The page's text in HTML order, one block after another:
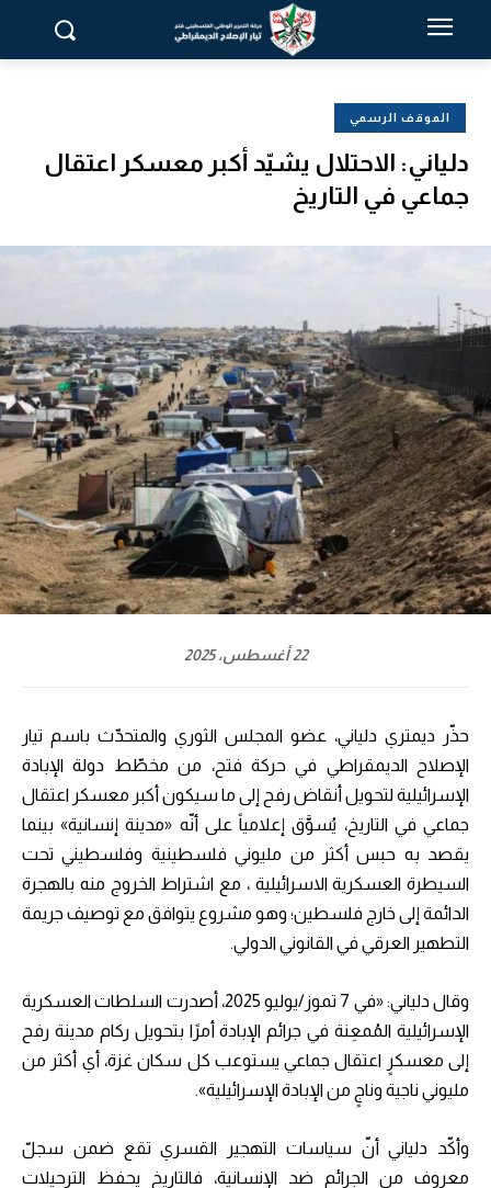
الموقف الرسمي
دلياني: الاحتلال يشيّد أكبر معسكر اعتقال
جماعي في التاريخ
22 أغسطس، 2025
حذّر ديمتري دلياني، عضو المجلس الثوري والمتحدّث باسم تيار
الإصلاح الديمقراطي في حركة فتح، من مخطّط دولة الإبادة
الإسرائيلية لتحويل أنقاض رفح إلى ما سيكون أكبر معسكر اعتقال
جماعي في التاريخ، يُسوَّق إعلامياً على أنّه «مدينة إنسانية» بينما
يقصد به حبس أكثر من مليوني فلسطينية وفلسطيني تحت
السيطرة العسكرية الاسرائيلية ، مع اشتراط الخروج منه بالهجرة
الدائمة إلى خارج فلسطين؛ وهو مشروع يتوافق مع توصيف جريمة
التطهير العرقي في القانوني الدولي.
وقال دلياني: «في 7 تموز/يوليو 2025، أصدرت السلطات العسكرية
الإسرائيلية المُمعِنة في جرائم الإبادة أمرًا بتحويل ركام مدينة رفح
إلى معسكرٍ اعتقال جماعي يستوعب كل سكان غزة، أي أكثر من
مليوني ناجية وناجٍ من الإبادة الإسرائيلية».
وأكّد دلياني أنّ سياسات التهجير القسري تقع ضمن سجلّ
معروف من الجرائم ضد الإنسانية، فالتاريخ يحفظ الترحيلات